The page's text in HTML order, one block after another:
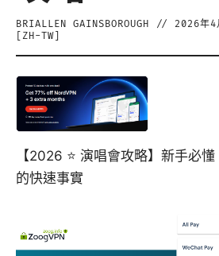
BRIALLEN GAINSBOROUGH // 2026年4
ZH-TW
【2026 ⭐ 演唱會攻略】新手必
的快速事實